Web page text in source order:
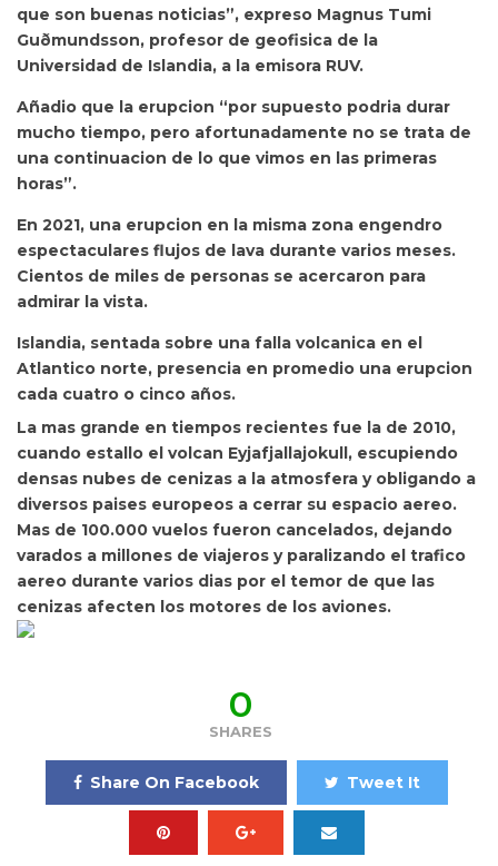
que son buenas noticias”, expreso Magnus Tumi
Guðmundsson, profesor de geofisica de la
Universidad de Islandia, a la emisora RUV.
Añadio que la erupcion “por supuesto podria durar
mucho tiempo, pero afortunadamente no se trata de
una continuacion de lo que vimos en las primeras
horas”.
En 2021, una erupcion en la misma zona engendro
espectaculares flujos de lava durante varios meses.
Cientos de miles de personas se acercaron para
admirar la vista.
Islandia, sentada sobre una falla volcanica en el
Atlantico norte, presencia en promedio una erupcion
cada cuatro o cinco años.
La mas grande en tiempos recientes fue la de 2010,
cuando estallo el volcan Eyjafjallajokull, escupiendo
densas nubes de cenizas a la atmosfera y obligando a
diversos paises europeos a cerrar su espacio aereo.
Mas de 100.000 vuelos fueron cancelados, dejando
varados a millones de viajeros y paralizando el trafico
aereo durante varios dias por el temor de que las
cenizas afecten los motores de los aviones.
0
SHARES
Share On Facebook Tweet It